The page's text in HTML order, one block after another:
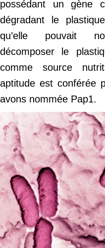
possédant un gène
dégradant le
qu’elle pouvait
décomposer le
comme source
aptitude est conférée
avons nommée Pap1.